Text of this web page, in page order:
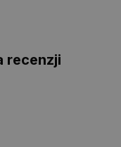
recenzji